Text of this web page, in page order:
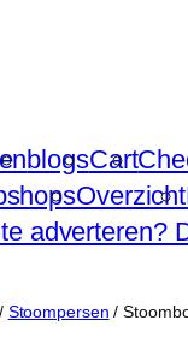
blogsCart
Overzicht
adverteren?
Stoompersen /